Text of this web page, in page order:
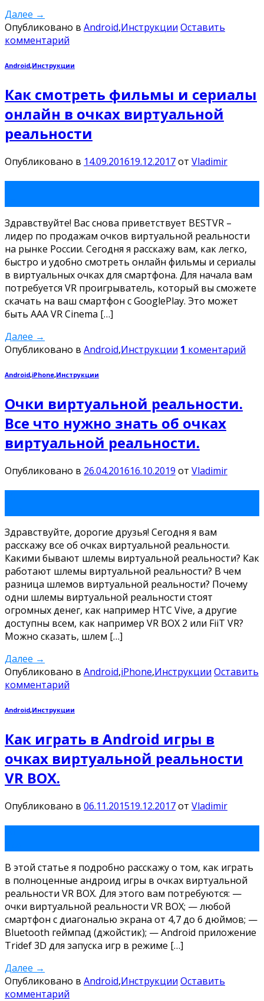
Далее →
Опубликовано в Android,Инструкции Оставить
комментарий
Android,Инструкции
Как смотреть фильмы и сериалы
онлайн в очках виртуальной
реальности
Опубликовано в 14.09.201619.12.2017от Vladimir
Здравствуйте! Вас снова приветствует BESTVR –
лидер по продажам очков виртуальной реальности
на рынке России. Сегодня я расскажу вам, как легко,
быстро и удобно смотреть онлайн фильмы и сериалы
в виртуальных очках для смартфона. Для начала вам
потребуется VR проигрыватель, который вы сможете
скачать на ваш смартфон с GooglePlay. Это может
быть AAA VR Cinema […]
Далее →
Опубликовано в Android,Инструкции 1 коментарий
Android,iPhone,Инструкции
Очки виртуальной реальности.
Все что нужно знать об очках
виртуальной реальности.
Опубликовано в 26.04.201616.10.2019 от Vladimir
Здравствуйте, дорогие друзья! Сегодня я вам
расскажу все об очках виртуальной реальности.
Какими бывают шлемы виртуальной реальности? Как
работают шлемы виртуальной реальности? В чем
разница шлемов виртуальной реальности? Почему
одни шлемы виртуальной реальности стоят
огромных денег, как например HTC Vive, а другие
доступны всем, как например VR BOX 2 или FiiT VR?
Можно сказать, шлем […]
Далее →
Опубликовано в Android,iPhone,Инструкции Оставить
комментарий
Android,Инструкции
Как играть в Android игры в
очках виртуальной реальности
VR BOX.
Опубликовано в 06.11.201519.12.2017от Vladimir
В этой статье я подробно расскажу о том, как играть
в полноценные андроид игры в очках виртуальной
реальности VR BOX. Для этого вам потребуются: —
очки виртуальной реальности VR BOX; — любой
смартфон с диагональю экрана от 4,7 до 6 дюймов; —
Bluetooth геймпад (джойстик); — Android приложение
Tridef 3D для запуска игр в режиме […]
Далее →
Опубликовано в Android,Инструкции Оставить
комментарий